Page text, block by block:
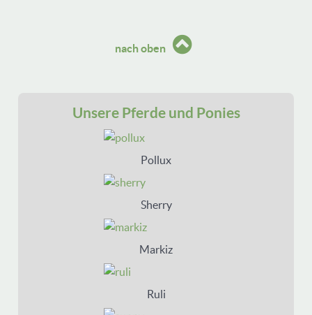
nach oben
Unsere Pferde und Ponies
Pollux
Sherry
Markiz
Ruli